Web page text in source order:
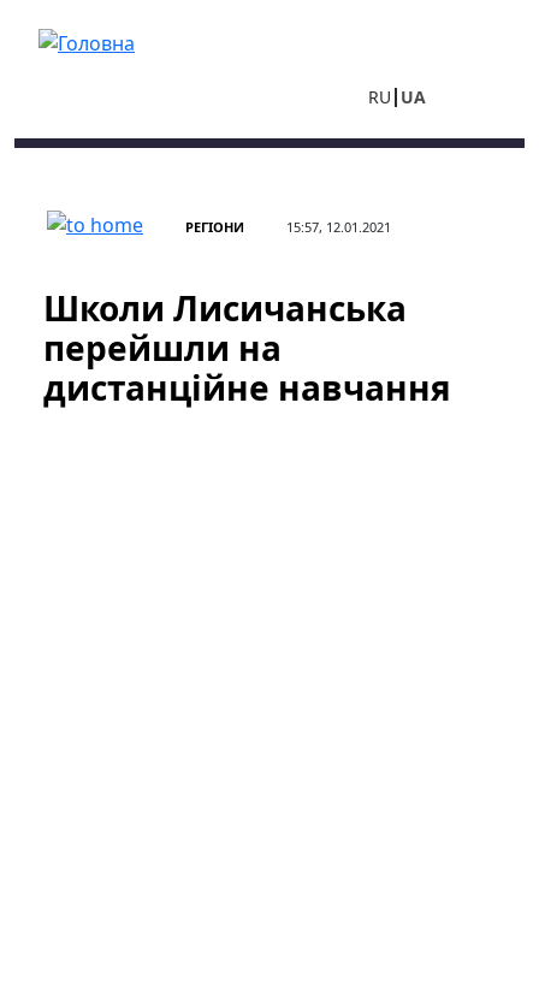
RU UA
РЕГІОНИ 15:57, 12.01.2021
Школи Лисичанська
перейшли на
дистанційне навчання